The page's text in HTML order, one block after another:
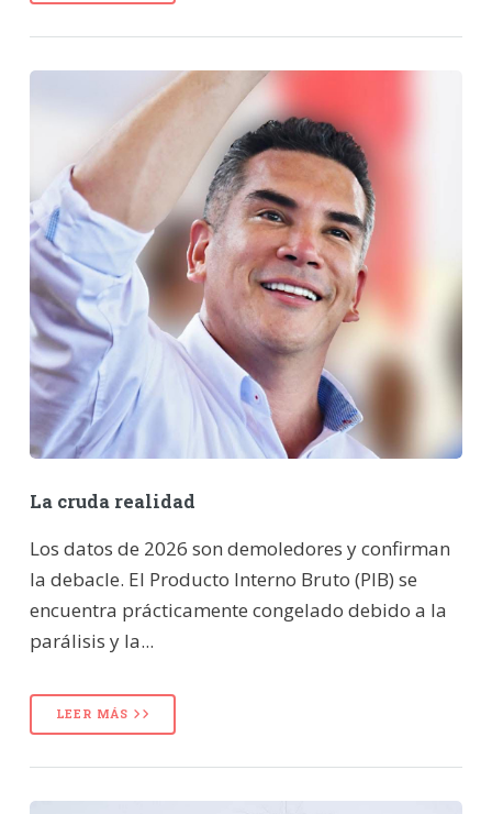
La cruda realidad
Los datos de 2026 son demoledores y confirman
la debacle. El Producto Interno Bruto (PIB) se
encuentra prácticamente congelado debido a la
parálisis y la...
LEER MÁS